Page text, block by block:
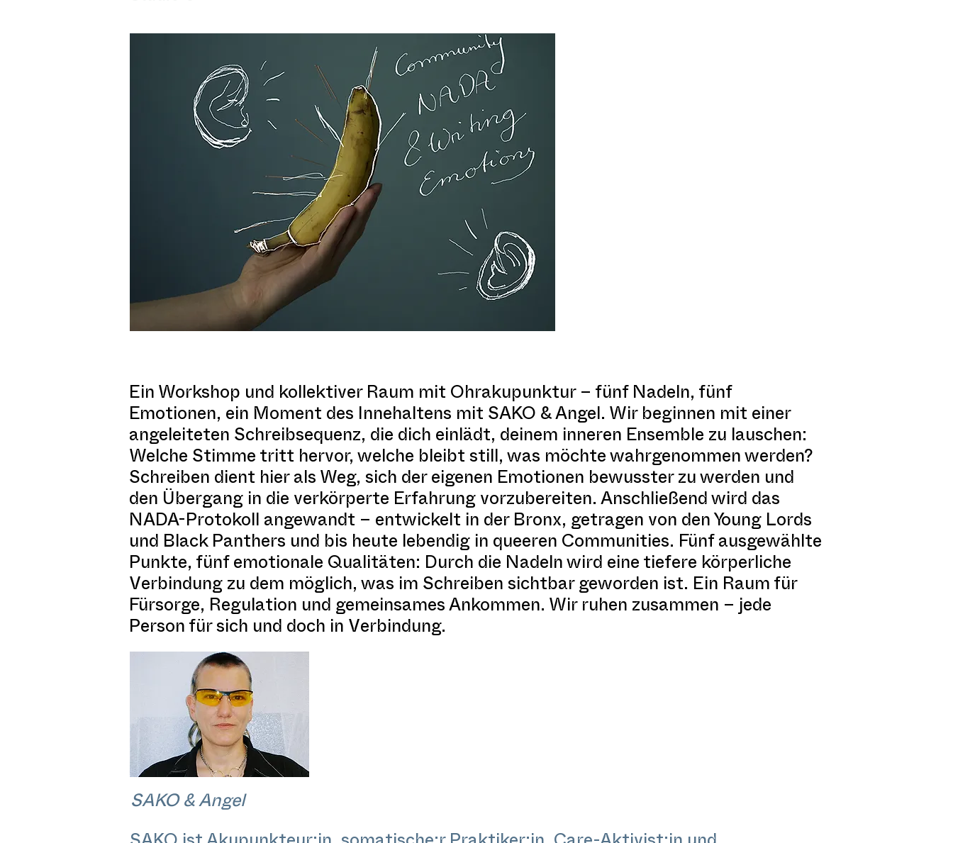
Ein Workshop und kollektiver Raum mit Ohrakupunktur – fünf Nadeln, fünf
Emotionen, ein Moment des Innehaltens mit SAKO & Angel. Wir beginnen mit einer
angeleiteten Schreibsequenz, die dich einlädt, deinem inneren Ensemble zu lauschen:
Welche Stimme tritt hervor, welche bleibt still, was möchte wahrgenommen werden?
Schreiben dient hier als Weg, sich der eigenen Emotionen bewusster zu werden und
den Übergang in die verkörperte Erfahrung vorzubereiten. Anschließend wird das
NADA-Protokoll angewandt – entwickelt in der Bronx, getragen von den Young Lords
und Black Panthers und bis heute lebendig in queeren Communities. Fünf ausgewählte
Punkte, fünf emotionale Qualitäten: Durch die Nadeln wird eine tiefere körperliche
Verbindung zu dem möglich, was im Schreiben sichtbar geworden ist. Ein Raum für
Fürsorge, Regulation und gemeinsames Ankommen. Wir ruhen zusammen – jede
Person für sich und doch in Verbindung.
SAKO & Angel